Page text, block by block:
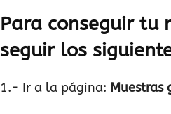
Para conseguir tu
seguir los
1.- Ir a la página: Muestras